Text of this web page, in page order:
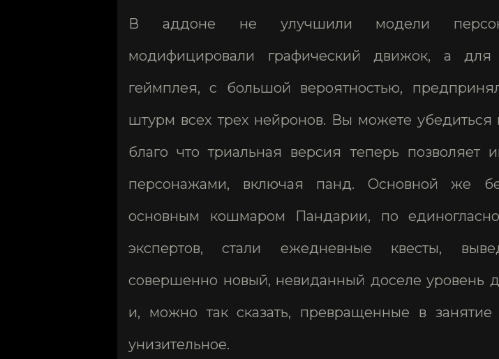
В аддоне не улучшили модели
модифицировали графический движок, а для
геймплея, с большой вероятностью,
штурм всех трех нейронов. Вы можете убедиться
благо что триальная версия теперь позволяет
персонажами, включая панд. Основной же
основным кошмаром Пандарии, по
экспертов, стали ежедневные квесты,
совершенно новый, невиданный доселе уровень
и, можно так сказать, превращенные в занятие
унизительное.